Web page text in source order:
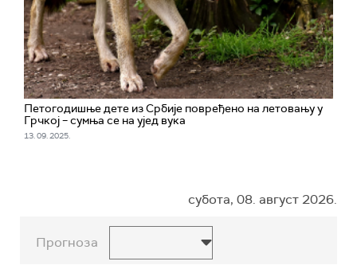
Петогодишње дете из Србије повређено на летовању у
Грчкој – сумња се на ујед вука
13. 09. 2025.
субота, 08. август 2026.
Прогноза